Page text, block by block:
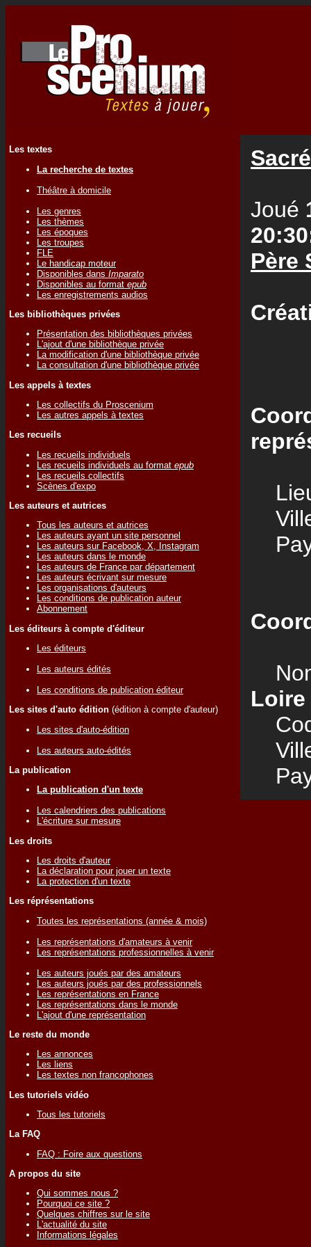
Les textes
La recherche de textes
Théâtre à domicile
Les genres
Les thèmes
Les époques
Les troupes
FLE
Le handicap moteur
Disponibles dans Imparato
Disponibles au format epub
Les enregistrements audios
Les bibliothèques privées
Présentation des bibliothèques privées
L'ajout d'une bibliothèque privée
La modification d'une bibliothèque privée
La consultation d'une bibliothèque privée
Les appels à textes
Les collectifs du Proscenium
Les autres appels à textes
Les recueils
Les recueils individuels
Les recueils individuels au format epub
Les recueils collectifs
Scènes d'expo
Les auteurs et autrices
Tous les auteurs et autrices
Les auteurs ayant un site personnel
Les auteurs sur Facebook, X, Instagram
Les auteurs dans le monde
Les auteurs de France par département
Les auteurs écrivant sur mesure
Les organisations d'auteurs
Les conditions de publication auteur
Abonnement
Les éditeurs à compte d'éditeur
Les éditeurs
Les auteurs édités
Les conditions de publication éditeur
Les sites d'auto édition (édition à compte d'auteur)
Les sites d'auto-édition
Les auteurs auto-édités
La publication
La publication d'un texte
Les calendriers des publications
L'écriture sur mesure
Les droits
Les droits d'auteur
La déclaration pour jouer un texte
La protection d'un texte
Les réprésentations
Toutes les représentations (année & mois)
Les représentations d'amateurs à venir
Les représentations professionnelles à venir
Les auteurs joués par des amateurs
Les auteurs joués par des professionnels
Les représentations en France
Les représentations dans le monde
L'ajout d'une représentation
Le reste du monde
Les annonces
Les liens
Les textes non francophones
Les tutoriels vidéo
Tous les tutoriels
La FAQ
FAQ : Foire aux questions
A propos du site
Qui sommes nous ?
Pourquoi ce site ?
Quelques chiffres sur le site
L'actualité du site
Informations légales
Joué
Père
Loire